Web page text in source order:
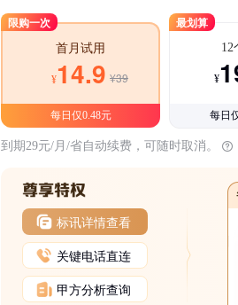
限购一次
首月试用
¥14.9 ¥39
每日仅0.48元
最划算
12
¥
每日
到期29元/月/省自动续费，可随时取消。
标讯详情查看
关键电话直连
甲方分析查询